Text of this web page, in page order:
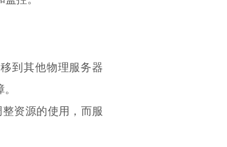
到其他物理服务器
资源的使用，而服